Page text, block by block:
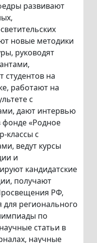
развивают
новые методики
руководят
студентов на
работают на
с
дают интервью
«Родное
классы с
ведут курсы
и
кандидатские
получают
РФ,
регионального
по
статьи в
научные